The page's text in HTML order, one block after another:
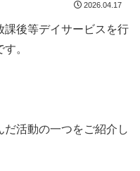
2026.04.17
課後等デイサービスを行
。
活動の一つをご紹介し